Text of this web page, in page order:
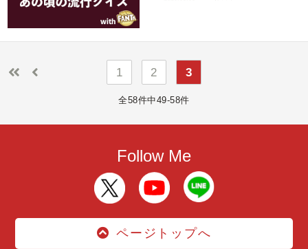
1 2 3
全58件中49-58件
Follow Me
ページトップへ